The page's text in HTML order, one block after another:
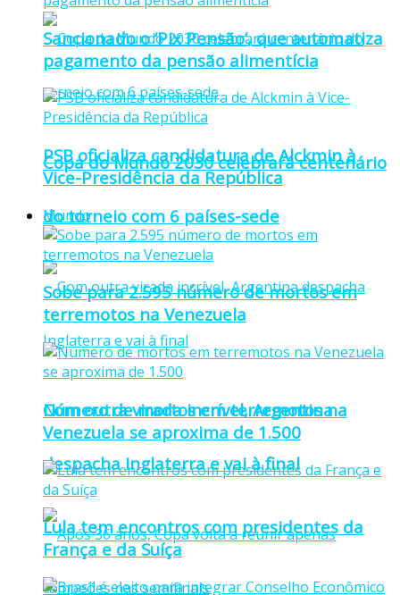
Copa do Mundo 2030 celebrará centenário
do torneio com 6 países-sede
Com outra virada incrível, Argentina
despacha Inglaterra e vai à final
Sancionado o ‘Pix Pensão’, que automatiza
pagamento da pensão alimentícia
PSB oficializa candidatura de Alckmin à
Vice-Presidência da República
Mundo
Sobe para 2.595 número de mortos em
terremotos na Venezuela
Número de mortos em terremotos na
Venezuela se aproxima de 1.500
Lula tem encontros com presidentes da
França e da Suíça